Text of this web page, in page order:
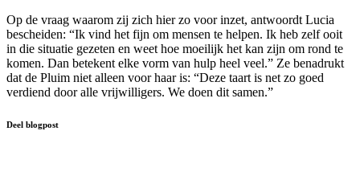
Op de vraag waarom zij zich hier zo voor inzet, antwoordt Lucia
bescheiden: “Ik vind het fijn om mensen te helpen. Ik heb zelf ooit
in die situatie gezeten en weet hoe moeilijk het kan zijn om rond te
komen. Dan betekent elke vorm van hulp heel veel.” Ze benadrukt
dat de Pluim niet alleen voor haar is: “Deze taart is net zo goed
verdiend door alle vrijwilligers. We doen dit samen.”
Deel blogpost